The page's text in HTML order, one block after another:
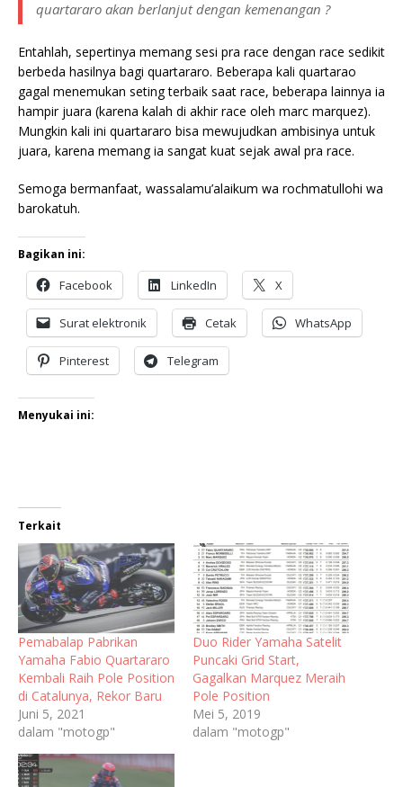
quartararo akan berlanjut dengan kemenangan ?
Entahlah, sepertinya memang sesi pra race dengan race sedikit
berbeda hasilnya bagi quartararo. Beberapa kali quartarao
gagal menemukan seting terbaik saat race, beberapa lainnya ia
hampir juara (karena kalah di akhir race oleh marc marquez).
Mungkin kali ini quartararo bisa mewujudkan ambisinya untuk
juara, karena memang ia sangat kuat sejak awal pra race.
Semoga bermanfaat, wassalamu’alaikum wa rochmatullohi wa
barokatuh.
Bagikan ini:
Facebook LinkedIn X
Surat elektronik Cetak WhatsApp
Pinterest Telegram
Menyukai ini:
Terkait
Pemabalap Pabrikan
Yamaha Fabio Quartararo
Kembali Raih Pole Position
di Catalunya, Rekor Baru
Juni 5, 2021
dalam "motogp"
Duo Rider Yamaha Satelit
Puncaki Grid Start,
Gagalkan Marquez Meraih
Pole Position
Mei 5, 2019
dalam "motogp"